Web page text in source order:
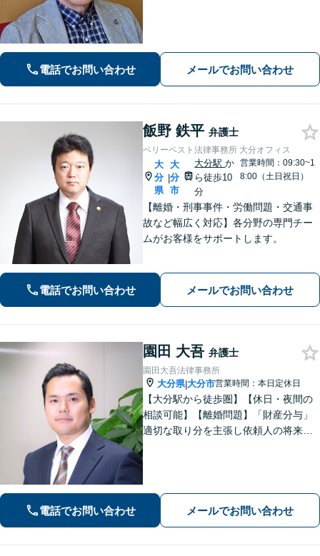
す。どうぞお気軽にお話しください。
【休日面談可】
電話でお問い合わせ メールでお問い合わせ
飯野 鉄平 弁護士
ベリーベスト法律事務所 大分オフィス
大
分
県
|
大
分
市
大分駅か
ら徒歩10
分
営業時間：09:30~1
8:00（土日祝日）
【離婚・刑事事件・労働問題・交通事
故など幅広く対応】各分野の専門チー
ムがお客様をサポートします。
電話でお問い合わせ メールでお問い合わせ
園田 大吾 弁護士
園田大吾法律事務所
大分県|大分市営業時間：本日定休日
【大分駅から徒歩圏】【休日・夜間の
相談可能】【離婚問題】「財産分与」
適切な取り分を主張し依頼人の将来を
どお任せください
電話でお問い合わせ メールでお問い合わせ